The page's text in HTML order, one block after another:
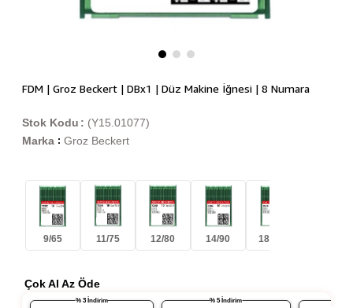
FDM | Groz Beckert | DBx1 | Düz Makine İğnesi | 8 Numara
(Y15.01077)
Stok Kodu
Marka : Groz Beckert
9/65 11/75 12/80 14/90 18/110
Çok Al Az Öde
% 3 İndirim % 5 İndirim